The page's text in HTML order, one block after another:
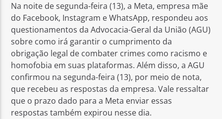
Na noite de segunda-feira (13), a Meta, empresa mãe
do Facebook, Instagram e WhatsApp, respondeu aos
questionamentos da Advocacia-Geral da União (AGU)
sobre como irá garantir o cumprimento da
obrigação legal de combater crimes como racismo e
homofobia em suas plataformas. Além disso, a AGU
confirmou na segunda-feira (13), por meio de nota,
que recebeu as respostas da empresa. Vale ressaltar
que o prazo dado para a Meta enviar essas
respostas também expirou nesse dia.